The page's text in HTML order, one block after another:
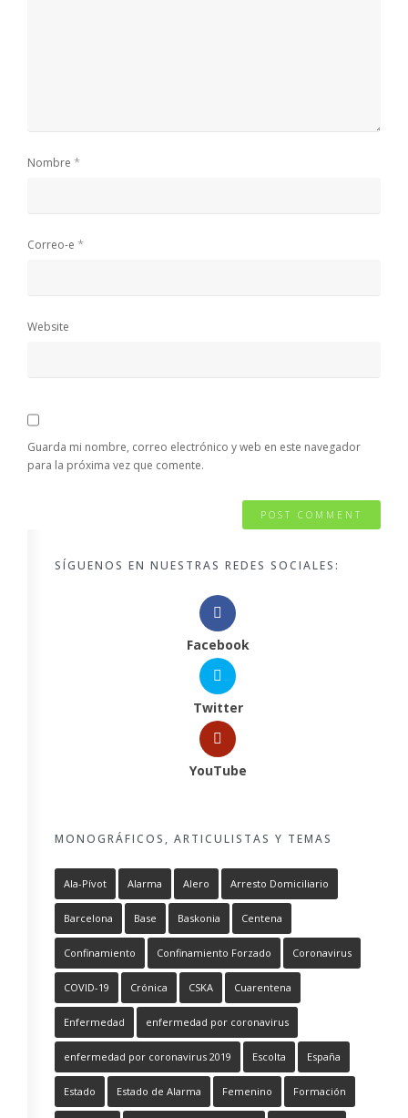
Nombre *
Correo-e *
Website
Guarda mi nombre, correo electrónico y web en este navegador
para la próxima vez que comente.
SÍGUENOS EN NUESTRAS REDES SOCIALES:
Facebook
Twitter
YouTube
MONOGRÁFICOS, ARTICULISTAS Y TEMAS
Ala-Pívot Alarma Alero Arresto Domiciliario
Barcelona Base Baskonia Centena
Confinamiento Confinamiento Forzado Coronavirus
COVID-19 Crónica CSKA Cuarentena
Enfermedad enfermedad por coronavirus
enfermedad por coronavirus 2019 Escolta España
Estado Estado de Alarma Femenino Formación